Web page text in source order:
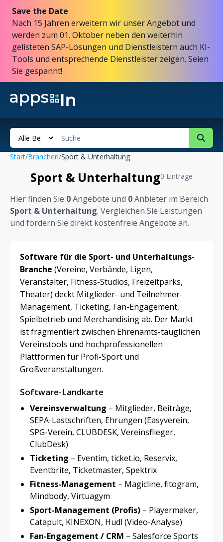
Save the Date
Nach 15 Jahren erweitern wir unser Angebot und
werden zum 01. Oktober neben den weiterhin
gelisteten SAP-Lösungen und Dienstleistern auch KI-
Tools und entsprechende Dienstleister zeigen. Seien
Sie gespannt!
Start/Branchen/Sport & Unterhaltung
Sport & Unterhaltung0 Einträge
Hier finden Sie 0Angebote und 0Anbieter im Bereich
Sport & Unterhaltung. Vergleichen Sie Leistungen
und fordern Sie direkt kostenfreie Angebote an.
Software für die Sport- und Unterhaltungs-
Branche (Vereine, Verbände, Ligen,
Veranstalter, Fitness-Studios, Freizeitparks,
Theater) deckt Mitglieder- und Teilnehmer-
Management, Ticketing, Fan-Engagement,
Spielbetrieb und Merchandising ab. Der Markt
ist fragmentiert zwischen Ehrenamts-tauglichen
Vereinstools und hochprofessionellen
Plattformen für Profi-Sport und
Großveranstaltungen.
Software-Landkarte
Vereinsverwaltung – Mitglieder, Beiträge,
SEPA-Lastschriften, Ehrungen (Easyverein,
SPG-Verein, CLUBDESK, Vereinsflieger,
ClubDesk)
Ticketing – Eventim, ticket.io, Reservix,
Eventbrite, Ticketmaster, Spektrix
Fitness-Management – Magicline, fitogram,
Mindbody, Virtuagym
Sport-Management (Profis) – Playermaker,
Catapult, KINEXON, Hudl (Video-Analyse)
Fan-Engagement / CRM – Salesforce Sports